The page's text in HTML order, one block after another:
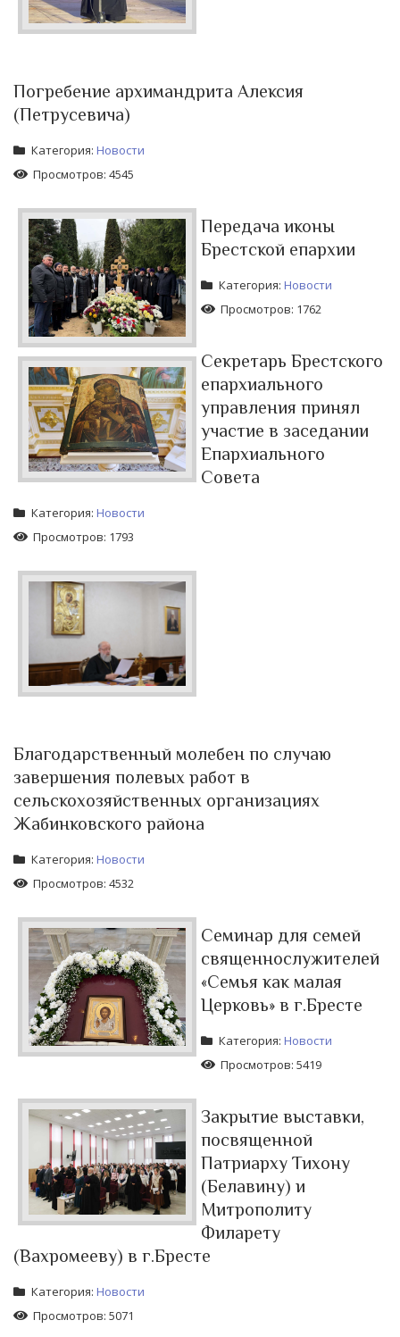
Погребение архимандрита Алексия
(Петрусевича)
Категория: Новости
Просмотров: 4545
Передача иконы
Брестской епархии
Категория: Новости
Просмотров: 1762
Секретарь Брестского
епархиального
управления принял
участие в заседании
Епархиального
Совета
Категория: Новости
Просмотров: 1793
Благодарственный молебен по случаю
завершения полевых работ в
сельскохозяйственных организациях
Жабинковского района
Категория: Новости
Просмотров: 4532
Семинар для семей
священнослужителей
«Семья как малая
Церковь» в г.Бресте
Категория: Новости
Просмотров: 5419
Закрытие выставки,
посвященной
Патриарху Тихону
(Белавину) и
Митрополиту
Филарету
(Вахромееву) в г.Бресте
Категория: Новости
Просмотров: 5071